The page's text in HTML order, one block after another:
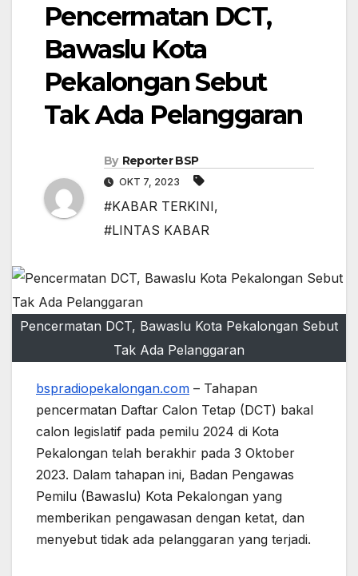
Pencermatan DCT,
Bawaslu Kota
Pekalongan Sebut
Tak Ada Pelanggaran
By Reporter BSP
OKT 7, 2023
#KABAR TERKINI,
#LINTAS KABAR
Pencermatan DCT, Bawaslu Kota Pekalongan Sebut
Tak Ada Pelanggaran
bspradiopekalongan.com – Tahapan
pencermatan Daftar Calon Tetap (DCT) bakal
calon legislatif pada pemilu 2024 di Kota
Pekalongan telah berakhir pada 3 Oktober
2023. Dalam tahapan ini, Badan Pengawas
Pemilu (Bawaslu) Kota Pekalongan yang
memberikan pengawasan dengan ketat, dan
menyebut tidak ada pelanggaran yang terjadi.